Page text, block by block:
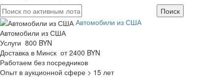
Автомобили из США
Автомобили из США
Услуги 800 BYN
Доставка в Минск от 2400 BYN
Работаем без посредников
Опыт в аукционной сфере > 15 лет